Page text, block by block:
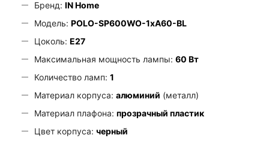
Бренд: IN Home
Модель: POLO-SP600WO-1xA60-BL
Цоколь: E27
Максимальная мощность лампы: 60 Вт
Количество ламп: 1
Материал корпуса: алюминий (металл)
Материал плафона: прозрачный пластик
Цвет корпуса: черный